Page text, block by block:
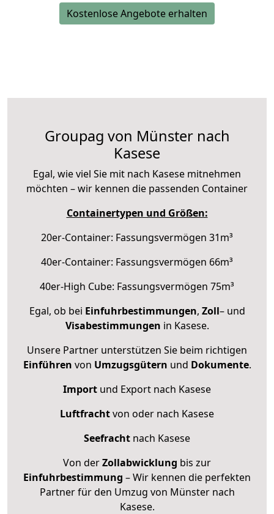
Kostenlose Angebote erhalten
Groupag von Münster nach
Kasese
Egal, wie viel Sie mit nach Kasese mitnehmen
möchten – wir kennen die passenden Container
Containertypen und Größen:
20er-Container: Fassungsvermögen 31m³
40er-Container: Fassungsvermögen 66m³
40er-High Cube: Fassungsvermögen 75m³
Egal, ob bei Einfuhrbestimmungen, Zoll– und
Visabestimmungen in Kasese.
Unsere Partner unterstützen Sie beim richtigen
Einführen von Umzugsgütern und Dokumente.
Import und Export nach Kasese
Luftfrachtvon oder nach Kasese
Seefracht nach Kasese
Von derZollabwicklung bis zur
Einfuhrbestimmung – Wir kennen die perfekten
Partner für den Umzug von Münster nach
Kasese.